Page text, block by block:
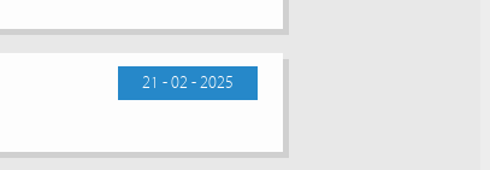
21 - 02 - 2025